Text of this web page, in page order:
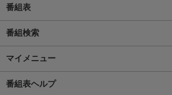
番組表
番組検索
マイメニュー
番組表ヘルプ